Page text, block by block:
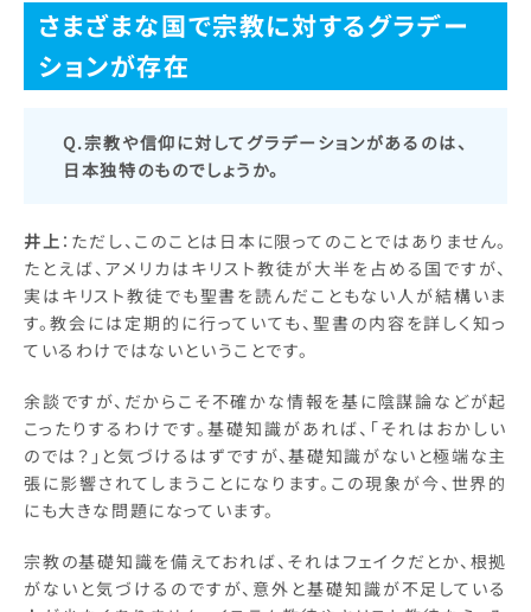
さまざまな国で宗教に対するグラデー
ションが存在
Q.宗教や信仰に対してグラデーションがあるのは、
日本独特のものでしょうか。
井上 ：ただし、このことは日本に限ってのことではありません。
たとえば、アメリカはキリスト教徒が大半を占める国ですが、
実はキリスト教徒でも聖書を読んだこともない人が結構いま
す。教会には定期的に行っていても、聖書の内容を詳しく知っ
ているわけではないということです。
余談ですが、だからこそ不確かな情報を基に陰謀論などが起
こったりするわけです。基礎知識があれば、「それはおかしい
のでは？」と気づけるはずですが、基礎知識がないと極端な主
張に影響されてしまうことになります。この現象が今、世界的
にも大きな問題になっています。
宗教の基礎知識を備えておれば、それはフェイクだとか、根拠
がないと気づけるのですが、意外と基礎知識が不足している